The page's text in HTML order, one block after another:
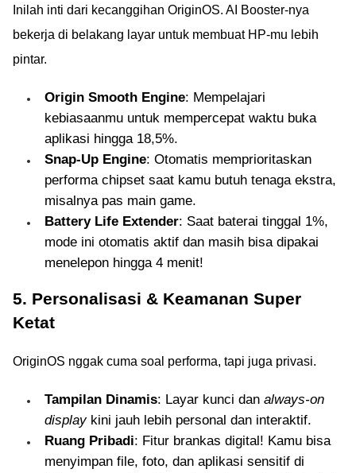
Inilah inti dari kecanggihan OriginOS. AI Booster-nya
bekerja di belakang layar untuk membuat HP-mu lebih
pintar.
Origin Smooth Engine: Mempelajari
kebiasaanmu untuk mempercepat waktu buka
aplikasi hingga 18,5%.
Snap-Up Engine: Otomatis memprioritaskan
performa chipset saat kamu butuh tenaga ekstra,
misalnya pas main game.
Battery Life Extender: Saat baterai tinggal 1%,
mode ini otomatis aktif dan masih bisa dipakai
menelepon hingga 4 menit!
5. Personalisasi & Keamanan Super
Ketat
OriginOS nggak cuma soal performa, tapi juga privasi.
Tampilan Dinamis: Layar kunci dan always-on
displaykini jauh lebih personal dan interaktif.
Ruang Pribadi: Fitur brankas digital! Kamu bisa
menyimpan file, foto, dan aplikasi sensitif di